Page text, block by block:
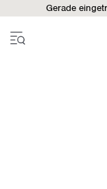
Gerade